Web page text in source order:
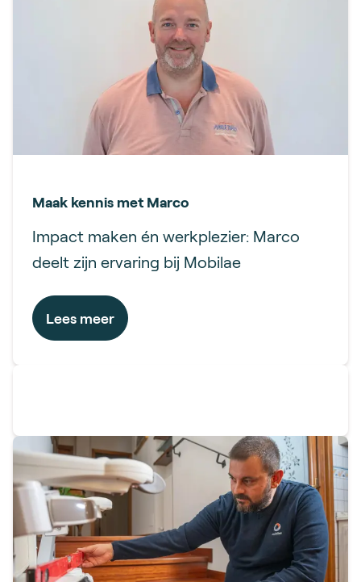
Maak kennis met Marco
Impact maken én werkplezier: Marco
deelt zijn ervaring bij Mobilae
Lees meer